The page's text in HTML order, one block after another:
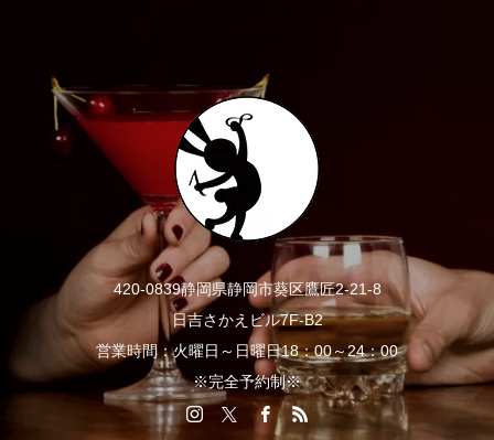
420-0839静岡県静岡市葵区鷹匠2-21-8
日吉さかえビル7F-B2
営業時間：火曜日～日曜日18：00～24：00
※完全予約制※